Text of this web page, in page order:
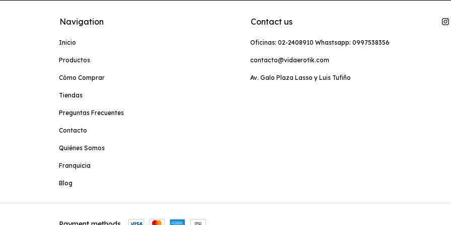
Navigation
Inicio
Productos
Cómo Comprar
Tiendas
Preguntas Frecuentes
Contacto
Quiénes Somos
Franquicia
Blog
Contact us
Oficinas: 02-2408910 Whastsapp: 0997538356
contacto@vidaerotik.com
Av. Galo Plaza Lasso y Luis Tufiño